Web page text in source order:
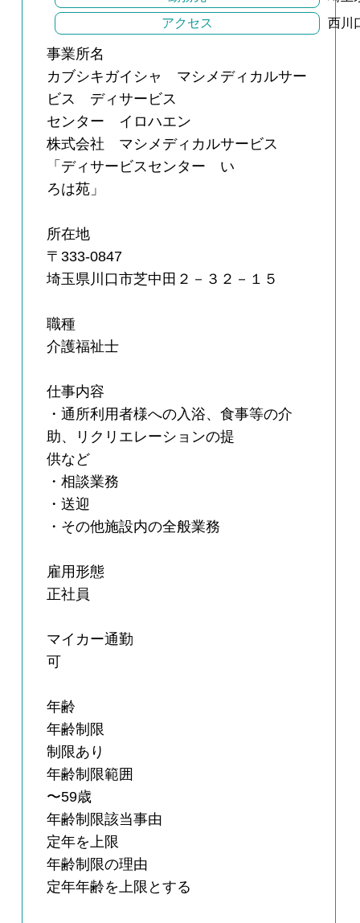
アクセス
西川
事業所名
カブシキガイシャ マシメディカルサー
ビス ディサービス
センター イロハエン
株式会社 マシメディカルサービス
「ディサービスセンター い
ろは苑」
所在地
〒333-0847
埼玉県川口市芝中田２－３２－１５
職種
介護福祉士
仕事内容
・通所利用者様への入浴、食事等の介
助、リクリエレーションの提
供など
・相談業務
・送迎
・その他施設内の全般業務
雇用形態
正社員
マイカー通勤
可
年齢
年齢制限
制限あり
年齢制限範囲
〜59歳
年齢制限該当事由
定年を上限
年齢制限の理由
定年年齢を上限とする